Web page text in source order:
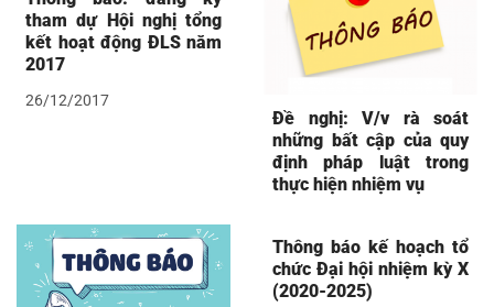
tham dự Hội nghị tổng
kết hoạt động ĐLS năm
2017
26/12/2017
Đề nghị: V/v rà soát
những bất cập của quy
định pháp luật trong
thực hiện nhiệm vụ
Thông báo kế hoạch tổ
chức Đại hội nhiệm kỳ X
(2020-2025)